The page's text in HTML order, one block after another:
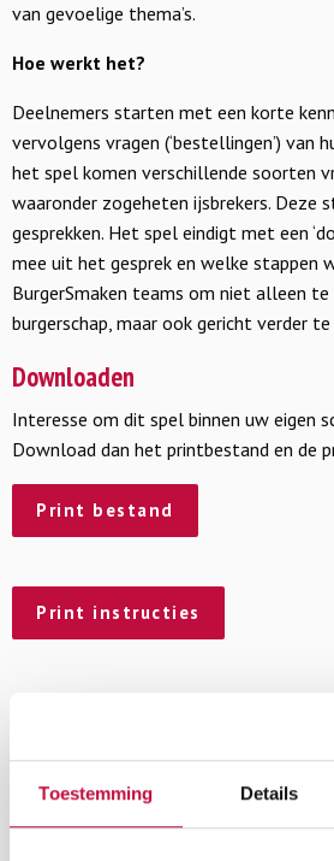
Toestemming Details
van gevoelige thema’s.
Hoe werkt het?
Deelnemers starten met een korte
vervolgens vragen (‘bestellingen’) van
het spel komen verschillende soorten
waaronder zogeheten ijsbrekers. Deze
gesprekken. Het spel eindigt met een
mee uit het gesprek en welke stappen
BurgerSmaken teams om niet alleen
burgerschap, maar ook gericht verder
Downloaden
Interesse om dit spel binnen uw eigen
Download dan het printbestand en de
Print bestand
Print instructies